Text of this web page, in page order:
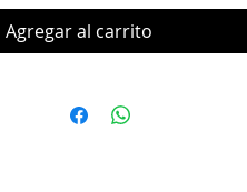
Agregar al carrito